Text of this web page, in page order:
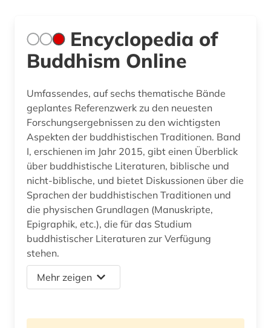
Encyclopedia of
Buddhism Online
Umfassendes, auf sechs thematische Bände
geplantes Referenzwerk zu den neuesten
Forschungsergebnissen zu den wichtigsten
Aspekten der buddhistischen Traditionen. Band
I, erschienen im Jahr 2015, gibt einen Überblick
über buddhistische Literaturen, biblische und
nicht-biblische, und bietet Diskussionen über die
Sprachen der buddhistischen Traditionen und
die physischen Grundlagen (Manuskripte,
Epigraphik, etc.), die für das Studium
buddhistischer Literaturen zur Verfügung
stehen.
Mehr zeigen